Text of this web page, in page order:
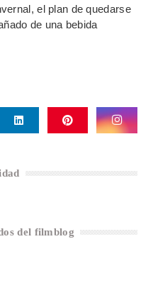
el plan de quedarse
de una bebida
del filmblog